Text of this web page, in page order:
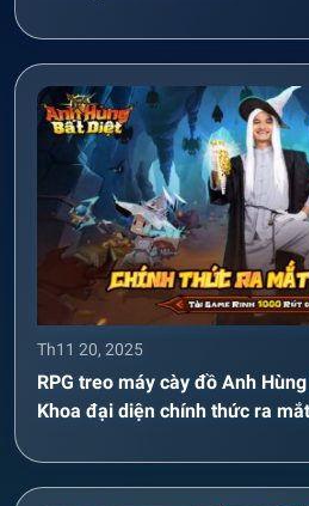
Th11 20, 2025
RPG treo máy cày đồ Anh
Khoa đại diện chính thức ra